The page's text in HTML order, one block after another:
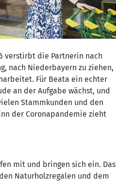
verstirbt die Partnerin nach
nach Niederbayern zu ziehen,
Für Beata ein echter
an der Aufgabe wächst, und
Stammkunden und den
der Coronapandemie zieht
mit und bringen sich ein. Das
Naturholzregalen und dem